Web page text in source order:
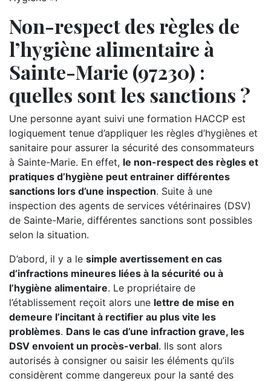
Non-respect des règles de
l’hygiène alimentaire à
Sainte-Marie (97230) :
quelles sont les sanctions ?
Une personne ayant suivi une formation HACCP est
logiquement tenue d’appliquer les règles d’hygiènes et
sanitaire pour assurer la sécurité des consommateurs
à Sainte-Marie. En effet, le non-respect des règles et
pratiques d’hygiène peut entrainer différentes
sanctions lors d’une inspection. Suite à une
inspection des agents de services vétérinaires (DSV)
de Sainte-Marie, différentes sanctions sont possibles
selon la situation.
D’abord, il y a le simple avertissement en cas
d’infractions mineures liées à la sécurité ou à
l’hygiène alimentaire. Le propriétaire de
l’établissement reçoit alors une lettre de mise en
demeure l’incitant à rectifier au plus vite les
problèmes. Dans le cas d’une infraction grave, les
DSV envoient un procès-verbal. Ils sont alors
autorisés à consigner ou saisir les éléments qu’ils
considèrent comme dangereux pour la santé des